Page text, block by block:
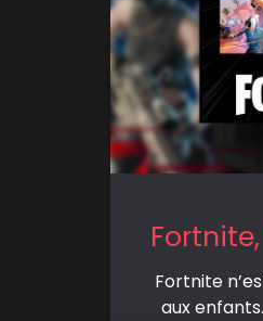
Fortnite
aux